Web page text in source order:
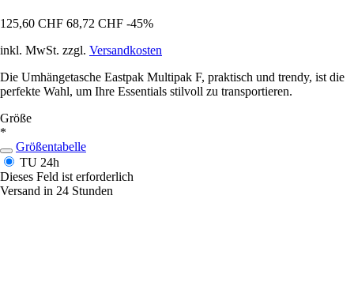
125,60 CHF 68,72 CHF -45%
inkl. MwSt. zzgl. Versandkosten
Die Umhängetasche Eastpak Multipak F, praktisch und trendy, ist die
perfekte Wahl, um Ihre Essentials stilvoll zu transportieren.
Größe
*
Größentabelle
TU 24h
Dieses Feld ist erforderlich
Versand in 24 Stunden